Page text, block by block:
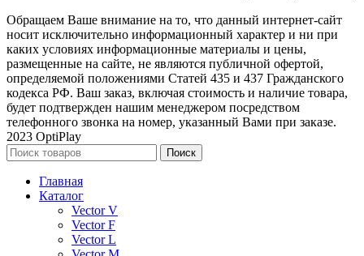
Обращаем Ваше внимание на то, что данный интернет-сайт
носит исключительно информационный характер и ни при
каких условиях информационные материалы и цены,
размещенные на сайте, не являются публичной офертой,
определяемой положениями Статей 435 и 437 Гражданского
кодекса РФ. Ваш заказ, включая стоимость и наличие товара,
будет подтвержден нашим менеджером посредством
телефонного звонка на номер, указанный Вами при заказе.
2023 OptiPlay
Поиск
Главная
Каталог
Vector V
Vector F
Vector L